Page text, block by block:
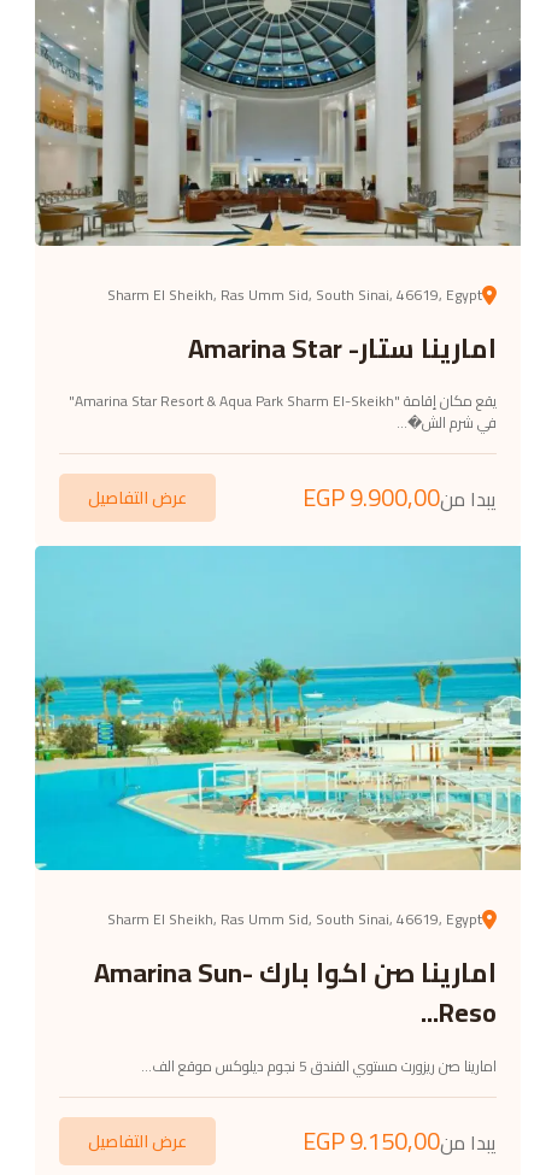
Sharm El Sheikh, Ras Umm Sid, South Sinai, 46619, Egypt
امارينا ستار- Amarina Star
يقع مكان إقامة "Amarina Star Resort & Aqua Park Sharm El-Skeikh"
في شرم الش�...
يبدا من9.900,00
EGP عرض التفاصيل
Sharm El Sheikh, Ras Umm Sid, South Sinai, 46619, Egypt
امارينا صن اكوا بارك -Amarina Sun
Reso...
امارينا صن ريزورت مستوي الفندق 5 نجوم ديلوكس موقع الف...
يبدا من9.150,00
EGP عرض التفاصيل